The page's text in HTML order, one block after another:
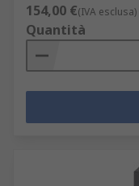
154,00 €(IVA esclusa)
Quantità